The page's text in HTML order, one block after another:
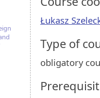
Łukasz
Type of
obligatory